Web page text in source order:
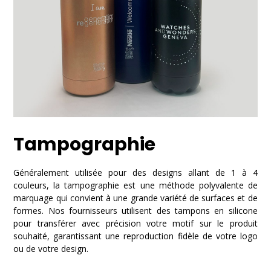
Tampographie
Généralement utilisée pour des designs allant de 1 à 4
couleurs, la tampographie est une méthode polyvalente de
marquage qui convient à une grande variété de surfaces et de
formes. Nos fournisseurs utilisent des tampons en silicone
pour transférer avec précision votre motif sur le produit
souhaité, garantissant une reproduction fidèle de votre logo
ou de votre design.